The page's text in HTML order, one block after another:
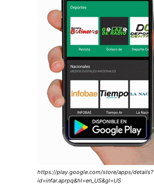
https://play.google.com/store/apps/details?
id=infar.aprpq&hl=en_US&gl=US